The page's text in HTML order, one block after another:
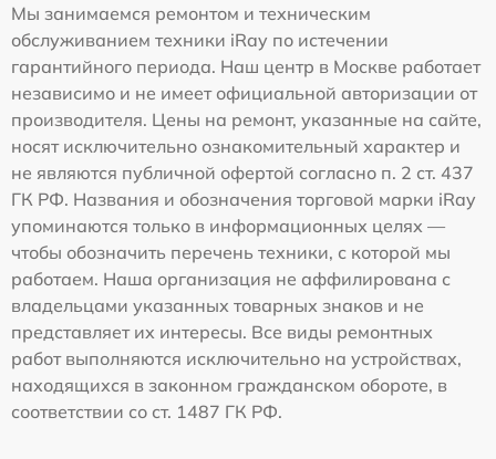
Мы занимаемся ремонтом и техническим
обслуживанием техники iRay по истечении
гарантийного периода. Наш центр в Москве работает
независимо и не имеет официальной авторизации от
производителя. Цены на ремонт, указанные на сайте,
носят исключительно ознакомительный характер и
не являются публичной офертой согласно п. 2 ст. 437
ГК РФ. Названия и обозначения торговой марки iRay
упоминаются только в информационных целях —
чтобы обозначить перечень техники, с которой мы
работаем. Наша организация не аффилирована с
владельцами указанных товарных знаков и не
представляет их интересы. Все виды ремонтных
работ выполняются исключительно на устройствах,
находящихся в законном гражданском обороте, в
соответствии со ст. 1487 ГК РФ.